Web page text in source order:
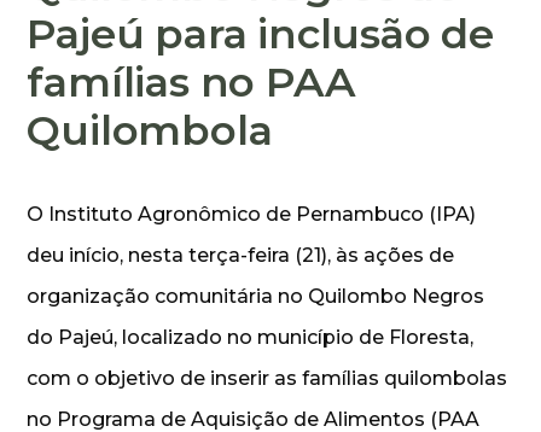
Pajeú para inclusão de
famílias no PAA
Quilombola
O Instituto Agronômico de Pernambuco (IPA)
deu início, nesta terça-feira (21), às ações de
organização comunitária no Quilombo Negros
do Pajeú, localizado no município de Floresta,
com o objetivo de inserir as famílias quilombolas
no Programa de Aquisição de Alimentos (PAA